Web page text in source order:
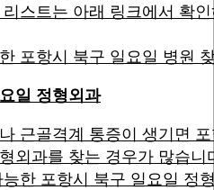
스트는 아래 링크에서 확
포항시 북구 일요일 병원
일 정형외과
근골격계 통증이 생기면
외과를 찾는 경우가 많습니
한 포항시 북구 일요일 정